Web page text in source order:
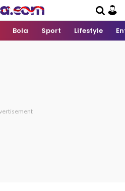
Bola Sport Lifestyle